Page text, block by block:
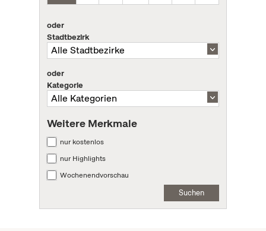
oder
Stadtbezirk
oder
Kategorie
Weitere Merkmale
nur kostenlos
nur Highlights
Wochenendvorschau
Suchen